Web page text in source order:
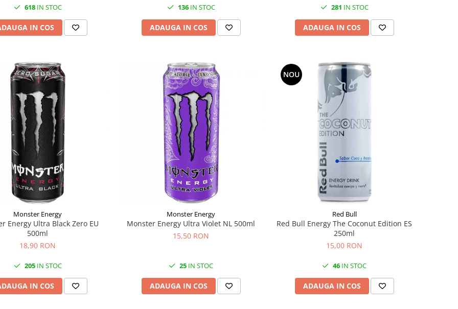
618IN STOC
IN COS
136IN STOC
ADAUGA IN COS
281 IN STOC
ADAUGA IN COS
Monster Energy
Energy Ultra Black Zero EU
500ml
18,90 RON
205IN STOC
IN COS
Monster Energy
Monster Energy Ultra Violet NL 500ml
15,50 RON
25 IN STOC
ADAUGA IN COS
NOU
Red Bull
Red Bull Energy The Coconut Edition ES
250ml
15,00 RON
46 IN STOC
ADAUGA IN COS